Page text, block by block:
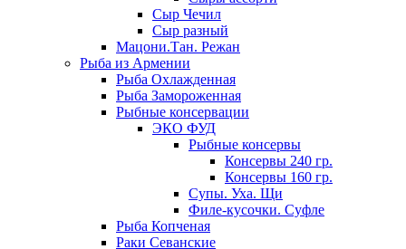
Сыр Чечил
Сыр разный
Мацони.Тан. Режан
Рыба из Армении
Рыба Охлажденная
Рыба Замороженная
Рыбные консервации
ЭКО ФУД
Рыбные консервы
Консервы 240 гр.
Консервы 160 гр.
Супы. Уха. Щи
Филе-кусочки. Суфле
Рыба Копченая
Раки Севанские